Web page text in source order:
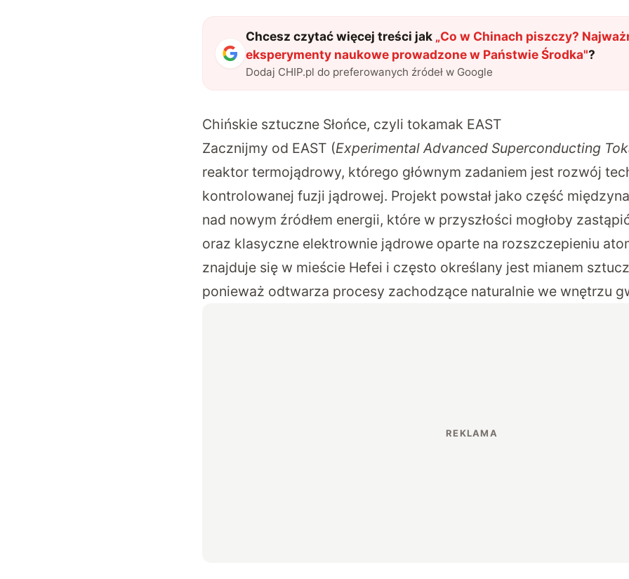
Chcesz czytać więcej treści jak „Co w Chinach piszczy?
eksperymenty naukowe prowadzone w Państwie Środka"?
Dodaj CHIP.pl do preferowanych źródeł w Google
Chińskie sztuczne Słońce, czyli tokamak EAST
Zacznijmy od EAST (Experimental Advanced Superconducting
reaktor termojądrowy, którego głównym zadaniem jest rozwój
kontrolowanej fuzji jądrowej. Projekt powstał jako część
nad nowym źródłem energii, które w przyszłości mogłoby
oraz klasyczne elektrownie jądrowe oparte na rozszczepieniu
znajduje się w mieście Hefei i często określany jest mianem
ponieważ odtwarza procesy zachodzące naturalnie we wnętrzu